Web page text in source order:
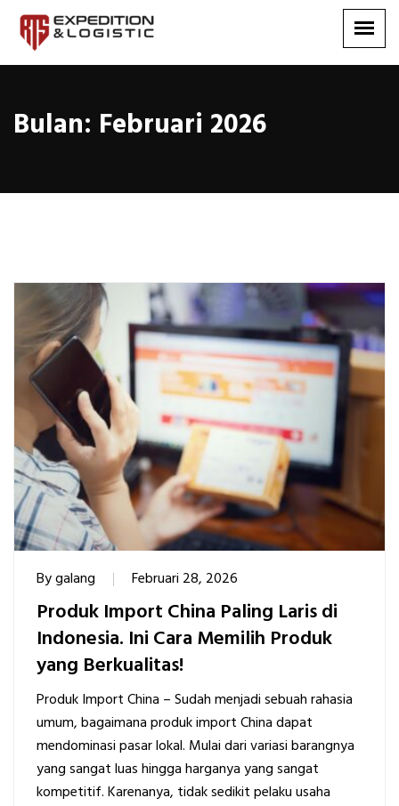
Bulan: Februari 2026
Bygalang Februari 28, 2026
Produk Import China Paling Laris di
Indonesia. Ini Cara Memilih Produk
yang Berkualitas!
Produk Import China – Sudah menjadi sebuah rahasia
umum, bagaimana produk import China dapat
mendominasi pasar lokal. Mulai dari variasi barangnya
yang sangat luas hingga harganya yang sangat
kompetitif. Karenanya, tidak sedikit pelaku usaha